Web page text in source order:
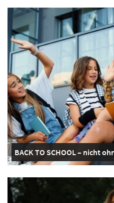
BACK TO SCHOOL – nicht